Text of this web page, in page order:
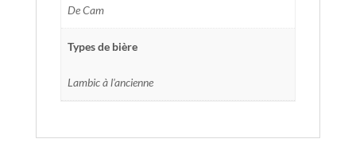
De Cam
Types de bière
Lambic à l'ancienne